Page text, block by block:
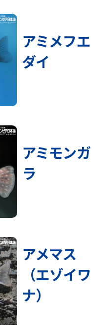
アミメフエ
ダイ
アミモンガ
ラ
アメマス
（エゾイワ
ナ）